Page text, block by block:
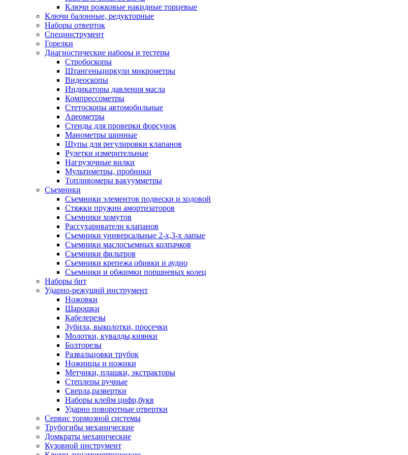
Ключи рожковые накидные торцевые
Ключи балонные, редукторные
Наборы отверток
Специнструмент
Горелки
Диагностические наборы и тестеры
Стробоскопы
Штангеньциркули микрометры
Видеоскопы
Индикаторы давления масла
Компрессометры
Стетоскопы автомобильные
Ареометры
Стенды для проверки форсунок
Манометры шинные
Щупы для регулировки клапанов
Рулетки измерительные
Нагрузочные вилки
Мультиметры, пробники
Топливомеры вакуумметры
Съемники
Съемники элементов подвески и ходовой
Стяжки пружин амортизаторов
Съемники хомутов
Рассухариватели клапанов
Съемники универсальные 2-х,3-х лапые
Съемники маслосъемных колпачков
Съемники фильтров
Съемники крепежа обивки и аудио
Съемники и обжимки поршневых колец
Наборы бит
Ударно-режущий инструмент
Ножовки
Шарошки
Кабелерезы
Зубила, выколотки, просечки
Молотки, кувалды,киянки
Болторезы
Развальцовки трубок
Ножницы и ножики
Метчики, плашки, экстракторы
Степлеры ручные
Сверла,развертки
Наборы клейм цифр,букв
Ударно поворотные отвертки
Сервис тормозной системы
Трубогибы механические
Домкраты механические
Кузовной инструмент